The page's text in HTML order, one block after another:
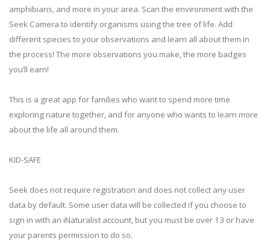
amphibians, and more in your area. Scan the environment with the
Seek Camera to identify organisms using the tree of life. Add
different species to your observations and learn all about them in
the process! The more observations you make, the more badges
you’ll earn!
This is a great app for families who want to spend more time
exploring nature together, and for anyone who wants to learn more
about the life all around them.
KID-SAFE
Seek does not require registration and does not collect any user
data by default. Some user data will be collected if you choose to
sign in with an iNaturalist account, but you must be over 13 or have
your parents permission to do so.